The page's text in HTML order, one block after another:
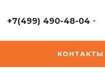
+7(499) 490-48-04
КОНТАКТЫ